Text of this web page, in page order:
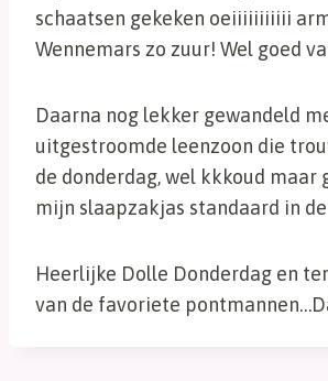
schaatsen gekeken oeiiiiiiiiiii
Wennemars zo zuur! Wel goed
Daarna nog lekker gewandeld
uitgestroomde leenzoon die
de donderdag, wel kkkoud maar
mijn slaapzakjas standaard in
Heerlijke Dolle Donderdag en
van de favoriete